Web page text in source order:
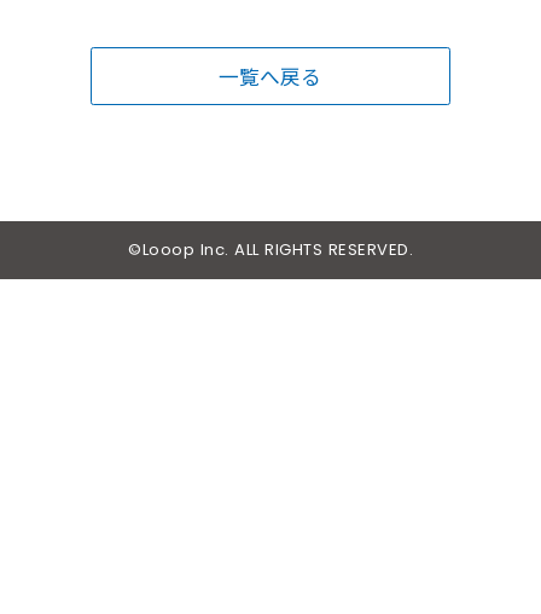
一覧へ戻る
©Looop Inc. ALL RIGHTS RESERVED.